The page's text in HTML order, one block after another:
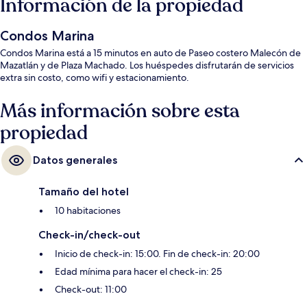
Información de la propiedad
Condos Marina
Condos Marina está a 15 minutos en auto de Paseo costero Malecón de
Mazatlán y de Plaza Machado. Los huéspedes disfrutarán de servicios
extra sin costo, como wifi y estacionamiento.
Más información sobre esta
propiedad
Datos generales
Tamaño del hotel
10 habitaciones
Check-in/check-out
Inicio de check-in: 15:00. Fin de check-in: 20:00
Edad mínima para hacer el check-in: 25
Check-out: 11:00